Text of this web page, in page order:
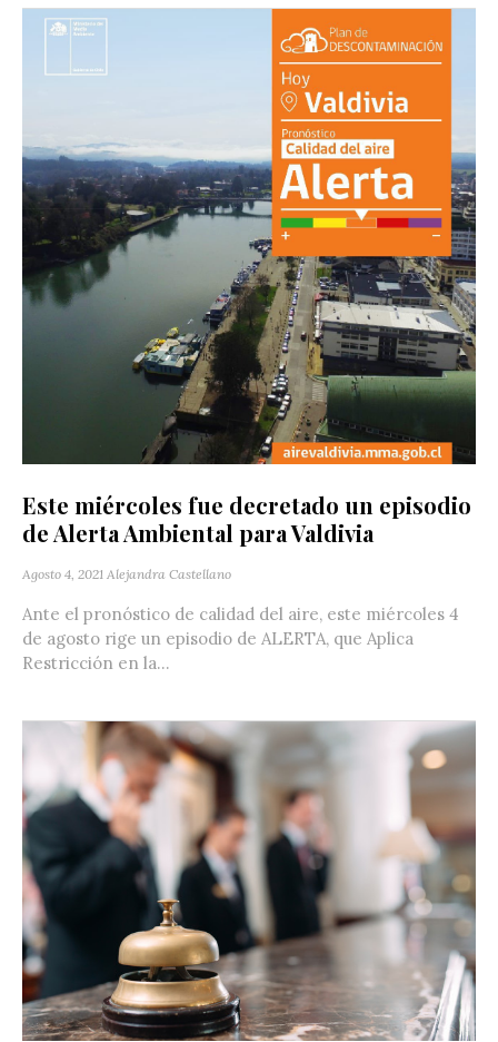
Este miércoles fue decretado un episodio
de Alerta Ambiental para Valdivia
Agosto 4, 2021 Alejandra Castellano
Ante el pronóstico de calidad del aire, este miércoles 4
de agosto rige un episodio de ALERTA, que Aplica
Restricción en la...